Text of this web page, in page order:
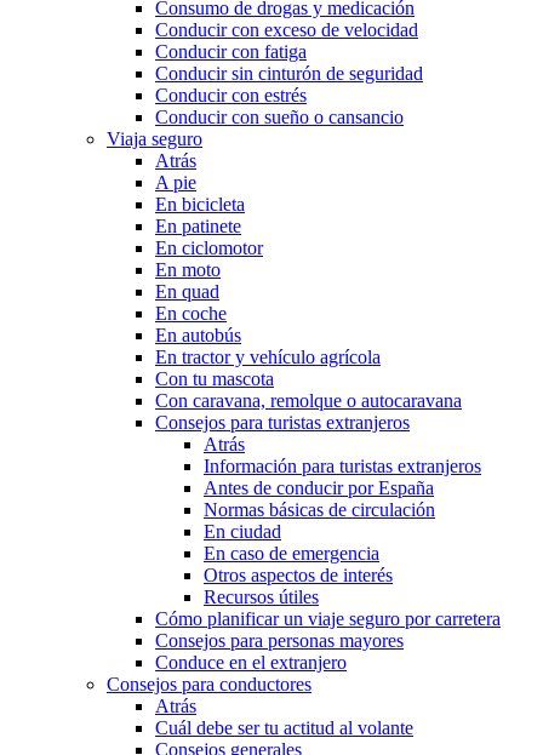
Consumo de drogas y medicación
Conducir con exceso de velocidad
Conducir con fatiga
Conducir sin cinturón de seguridad
Conducir con estrés
Conducir con sueño o cansancio
Viaja seguro
Atrás
A pie
En bicicleta
En patinete
En ciclomotor
En moto
En quad
En coche
En autobús
En tractor y vehículo agrícola
Con tu mascota
Con caravana, remolque o autocaravana
Consejos para turistas extranjeros
Atrás
Información para turistas extranjeros
Antes de conducir por España
Normas básicas de circulación
En ciudad
En caso de emergencia
Otros aspectos de interés
Recursos útiles
Cómo planificar un viaje seguro por carretera
Consejos para personas mayores
Conduce en el extranjero
Consejos para conductores
Atrás
Cuál debe ser tu actitud al volante
Consejos generales